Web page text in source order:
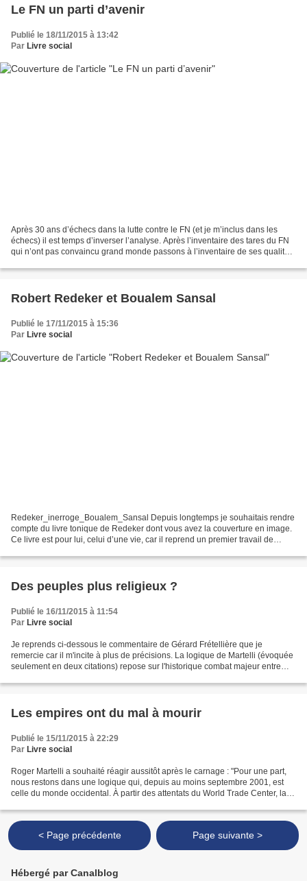
Le FN un parti d’avenir
Publié le 18/11/2015 à 13:42
Par Livre social
Après 30 ans d’échecs dans la lutte contre le FN (et je m’inclus dans les
échecs) il est temps d’inverser l’analyse. Après l’inventaire des tares du FN
qui n’ont pas convaincu grand monde passons à l’inventaire de ses qualités
Robert Redeker et Boualem Sansal
Publié le 17/11/2015 à 15:36
Par Livre social
Redeker_inerroge_Boualem_Sansal Depuis longtemps je souhaitais rendre
compte du livre tonique de Redeker dont vous avez la couverture en image.
Ce livre est pour lui, celui d’une vie, car il reprend un premier travail de
Des peuples plus religieux ?
Publié le 16/11/2015 à 11:54
Par Livre social
Je reprends ci-dessous le commentaire de Gérard Frétellière que je
remercie car il m'incite à plus de précisions. La logique de Martelli (évoquée
seulement en deux citations) repose sur l'historique combat majeur entre
Les empires ont du mal à mourir
Publié le 15/11/2015 à 22:29
Par Livre social
Roger Martelli a souhaité réagir aussitôt après le carnage : "Pour une part,
nous restons dans une logique qui, depuis au moins septembre 2001, est
celle du monde occidental. À partir des attentats du World Trade Center, la
< Page précédente Page suivante >
Hébergé par Canalblog